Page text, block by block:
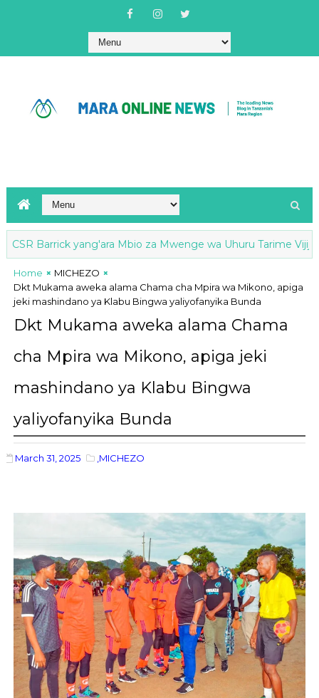
Barrick yang'ara Mbio za Mwenge wa Uhuru Tarime Vijijini
Home
MICHEZO
Dkt Mukama aweka alama Chama cha Mpira wa Mikono, apiga
jeki mashindano ya Klabu Bingwa yaliyofanyika Bunda
Dkt Mukama aweka alama Chama
cha Mpira wa Mikono, apiga jeki
mashindano ya Klabu Bingwa
yaliyofanyika Bunda
March 31, 2025 ,MICHEZO